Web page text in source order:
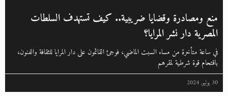
منع ومصادرة وقضايا ضريبية.. كيف تستهدف السلطات
المصرية دار نشر المرايا؟
في ساعة متأخرة من مساء السبت الماضي، فوجئ القائمون على دار المرايا للثقافة والفنون،
باقتحام قوة شرطية لمقرهم
30 يوليو, 2024